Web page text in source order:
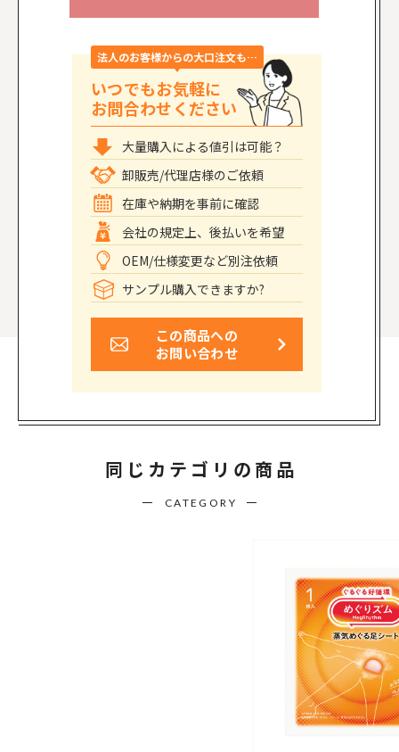
法人のお客様からの大口注文も…
いつでもお気軽に
お問合わせください
大量購入による値引は可能？
卸販売/代理店様のご依頼
在庫や納期を事前に確認
会社の規定上、後払いを希望
OEM/仕様変更など別注依頼
サンプル購入できますか?
この商品への
お問い合わせ
同じカテゴリの商品
CATEGORY